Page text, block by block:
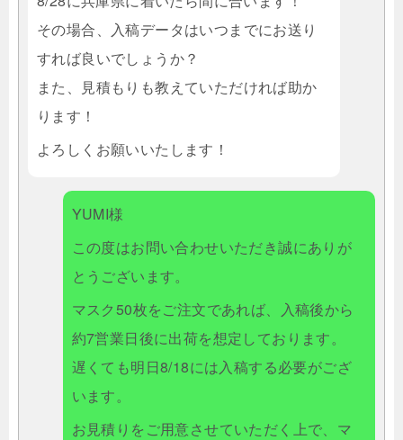
その場合、入稿データはいつまでにお送り
すれば良いでしょうか？
また、見積もりも教えていただければ助か
ります！
よろしくお願いいたします！
YUMI様
この度はお問い合わせいただき誠にありが
とうございます。
マスク50枚をご注文であれば、入稿後から
約7営業日後に出荷を想定しております。
遅くても明日8/18には入稿する必要がござ
います。
お見積りをご用意させていただく上で、マ